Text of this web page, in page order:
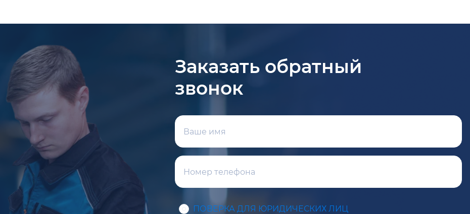
Заказать обратный
звонок
ПОВЕРКА ДЛЯ ЮРИДИЧЕСКИХ ЛИЦ